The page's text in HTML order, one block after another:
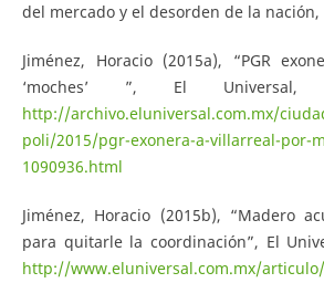
del mercado y el desorden de la nación,
Jiménez, Horacio (2015a), “PGR
‘moches’ ”, El
http://archivo.eluniversal.com.mx/
poli/2015/pgr-exonera-a-villarreal-por-
1090936.html
Jiménez, Horacio (2015b), “Madero
para quitarle la coordinación”, El
http://www.eluniversal.com.mx/